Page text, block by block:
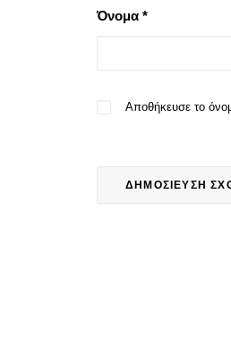
Όνομα *
Αποθήκευσε το